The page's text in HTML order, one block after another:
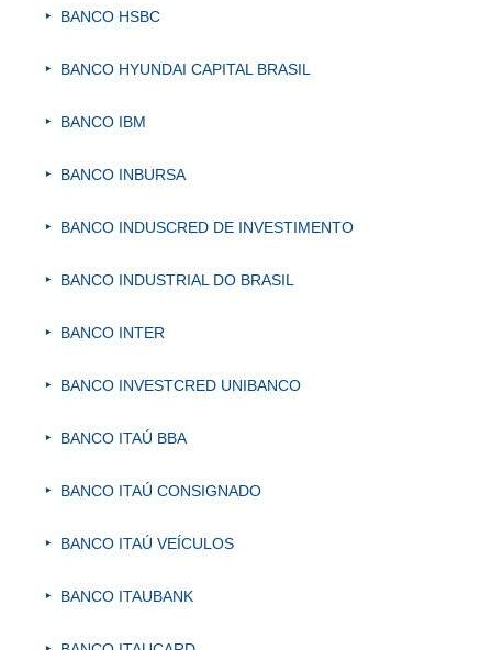
BANCO HSBC
BANCO HYUNDAI CAPITAL BRASIL
BANCO IBM
BANCO INBURSA
BANCO INDUSCRED DE INVESTIMENTO
BANCO INDUSTRIAL DO BRASIL
BANCO INTER
BANCO INVESTCRED UNIBANCO
BANCO ITAÚ BBA
BANCO ITAÚ CONSIGNADO
BANCO ITAÚ VEÍCULOS
BANCO ITAUBANK